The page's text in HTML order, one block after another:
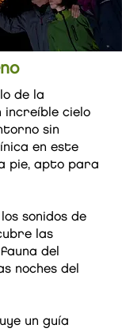
de la
increíble cielo
sin
en este
pie, apto para
sonidos de
las
del
noches del
un guía